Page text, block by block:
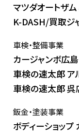
マツダオートザ
K-DASH/買取ジ
車検・整備事業
カージャンボ広
車検の速太郎 ア
車検の速太郎 呉
鈑金・塗装事業
ボディーショップ